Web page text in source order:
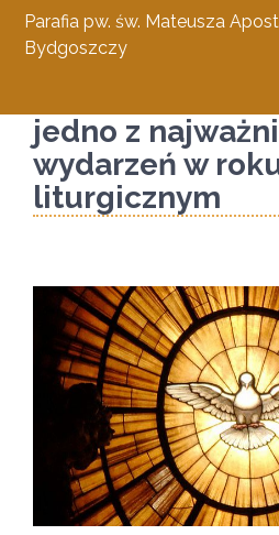
Parafia pw. św. Mateusza
Bydgoszczy
Zesłanie
jedno z
wydarzeń w
liturgicznym